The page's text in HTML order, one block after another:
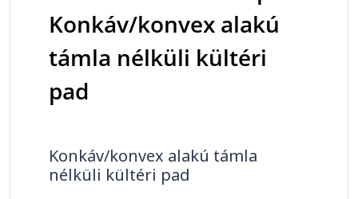
Konkáv/konvex alakú
támla nélküli kültéri
pad
Konkáv/konvex alakú támla
nélküli kültéri pad